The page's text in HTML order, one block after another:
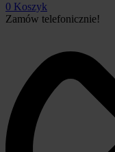
0 Koszyk
Zamów telefonicznie!